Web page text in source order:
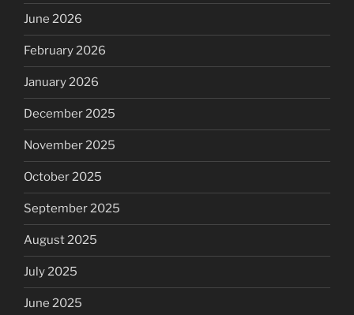
June 2026
February 2026
January 2026
December 2025
November 2025
October 2025
September 2025
August 2025
July 2025
June 2025